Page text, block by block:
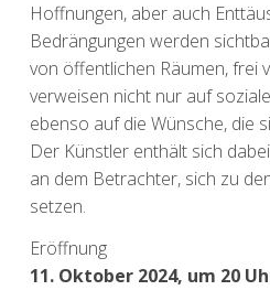
Hoffnungen, aber auch
Bedrängungen werden
von öffentlichen Räumen, frei
verweisen nicht nur auf
ebenso auf die Wünsche, die
Der Künstler enthält sich
an dem Betrachter, sich zu
setzen.
Eröffnung
11. Oktober 2024, um 20